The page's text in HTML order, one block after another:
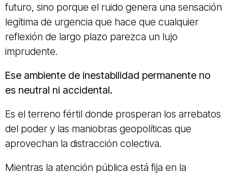
futuro, sino porque el ruido genera una sensación
legítima de urgencia que hace que cualquier
reflexión de largo plazo parezca un lujo
imprudente.
Ese ambiente de inestabilidad permanente no
es neutral ni accidental.
Es el terreno fértil donde prosperan los arrebatos
del poder y las maniobras geopolíticas que
aprovechan la distracción colectiva.
Mientras la atención pública está fija en la